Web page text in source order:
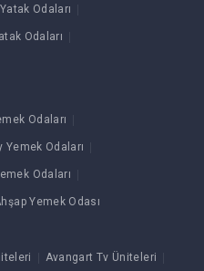
Odaları
Odaları
Odaları
Yemek Odaları
Odaları
Yemek Odası
Avangart Tv Üniteleri